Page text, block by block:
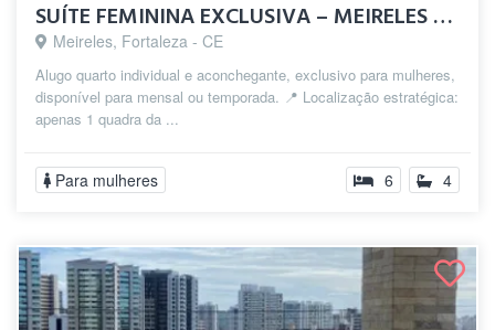
SUÍTE FEMININA EXCLUSIVA – MEIRELES BEIR...
Meireles, Fortaleza - CE
Alugo quarto individual e aconchegante, exclusivo para mulheres,
disponível para mensal ou temporada. 📍 Localização estratégica:
apenas 1 quadra da ...
Para mulheres 6 4